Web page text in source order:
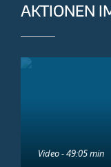
AKTIONEN
Video - 49:05 min